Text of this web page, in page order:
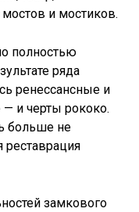
и мостиков.
полностью
ряда
ренессансные и
и черты рококо.
больше не
реставрация
замкового